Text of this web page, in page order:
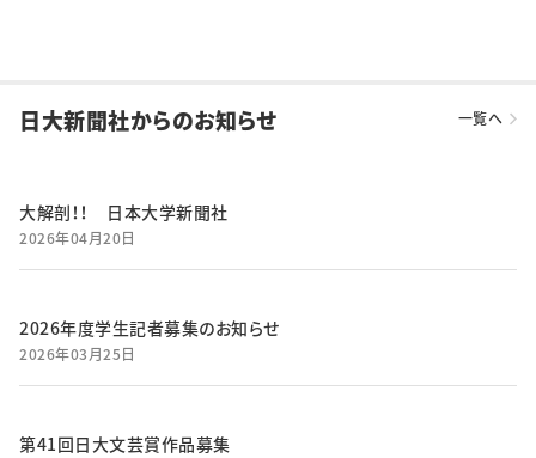
日大新聞社からのお知らせ 一覧へ
大解剖！！ 日本大学新聞社
2026年04月20日
2026年度学生記者募集のお知らせ
2026年03月25日
第41回日大文芸賞作品募集